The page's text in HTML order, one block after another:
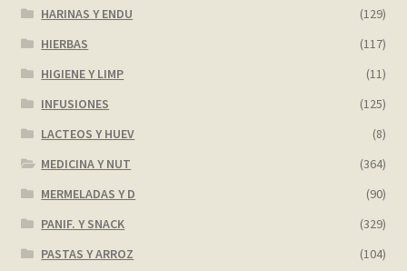
HARINAS Y ENDU
(129)
HIERBAS
(117)
HIGIENE Y LIMP
(11)
INFUSIONES
(125)
LACTEOS Y HUEV
(8)
MEDICINA Y NUT
(364)
MERMELADAS Y D
(90)
PANIF. Y SNACK
(329)
PASTAS Y ARROZ
(104)